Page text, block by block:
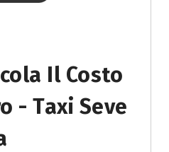
Il Costo
- Taxi Seve